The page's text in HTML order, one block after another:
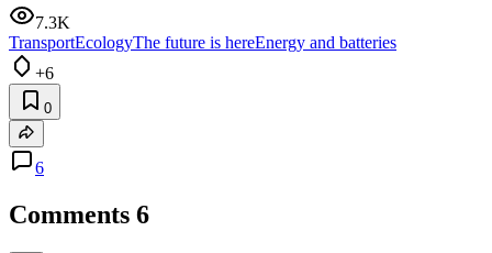
7.3K
TransportEcologyThe future is hereEnergy and batteries
+6
0
6
Comments 6